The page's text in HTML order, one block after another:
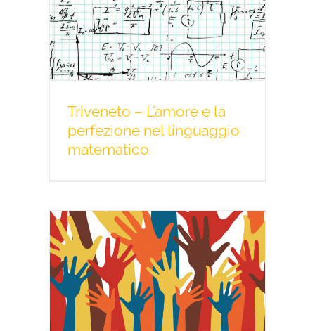
Triveneto – L’amore e la
perfezione nel linguaggio
matematico